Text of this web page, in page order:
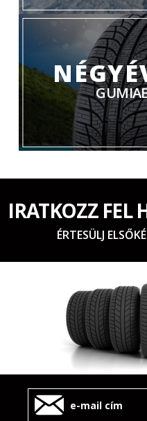
IRATKOZZ FEL
ÉRTESÜLJ